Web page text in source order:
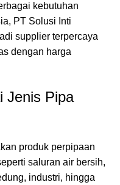
kebutuhan
PT Solusi Inti
supplier terpercaya
dengan harga
Jenis Pipa
produk perpipaan
saluran air bersih,
industri, hingga